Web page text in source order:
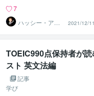
7
ハッシー・アド
バイザー
2021/12/11
TOEIC990点保持者が
スト 英文法編
記事
学び